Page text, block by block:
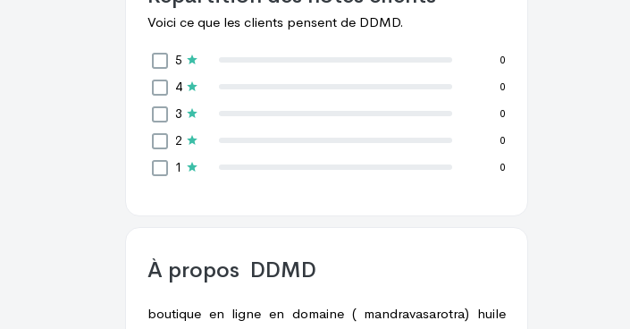
Voici ce que les clients pensent de DDMD.
5 0
4 0
3 0
2 0
1 0
À propos DDMD
boutique en ligne en domaine ( mandravasarotra) huile